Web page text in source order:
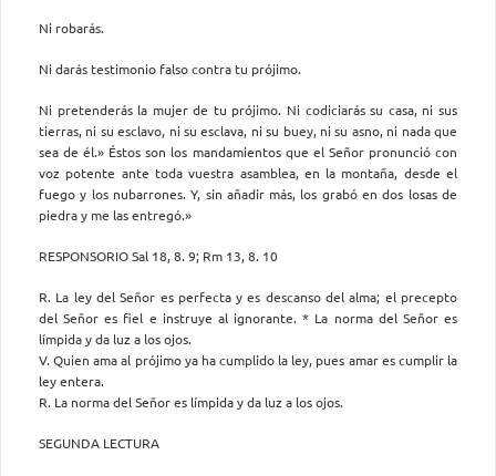
Ni robarás.
Ni darás testimonio falso contra tu prójimo.
Ni pretenderás la mujer de tu prójimo. Ni codiciarás su casa, ni sus
tierras, ni su esclavo, ni su esclava, ni su buey, ni su asno, ni nada que
sea de él.» Éstos son los mandamientos que el Señor pronunció con
voz potente ante toda vuestra asamblea, en la montaña, desde el
fuego y los nubarrones. Y, sin añadir más, los grabó en dos losas de
piedra y me las entregó.»
RESPONSORIO Sal 18, 8. 9; Rm 13, 8. 10
R. La ley del Señor es perfecta y es descanso del alma; el precepto
del Señor es fiel e instruye al ignorante. * La norma del Señor es
límpida y da luz a los ojos.
V. Quien ama al prójimo ya ha cumplido la ley, pues amar es cumplir la
ley entera.
R. La norma del Señor es límpida y da luz a los ojos.
SEGUNDA LECTURA